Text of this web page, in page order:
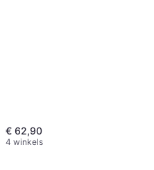
€ 62,90
4 winkels